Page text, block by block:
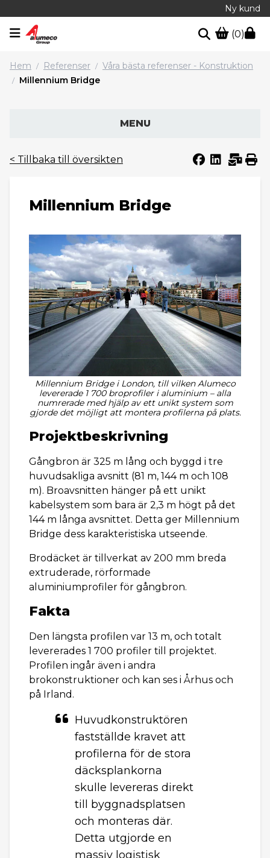
Ny kund
(0)
Hem / Referenser / Våra bästa referenser - Konstruktion
/ Millennium Bridge
MENU
< Tillbaka till översikten
Millennium Bridge
Millennium Bridge i London, till vilken Alumeco
levererade 1 700 broprofiler i aluminium – alla
numrerade med hjälp av ett unikt system som
gjorde det möjligt att montera profilerna på plats.
Projektbeskrivning
Gångbron är 325 m lång och byggd i tre
huvudsakliga avsnitt (81 m, 144 m och 108
m). Broavsnitten hänger på ett unikt
kabelsystem som bara är 2,3 m högt på det
144 m långa avsnittet. Detta ger Millennium
Bridge dess karakteristiska utseende.
Brodäcket är tillverkat av 200 mm breda
extruderade, rörformade
aluminiumprofiler för gångbron.
Fakta
Den längsta profilen var 13 m, och totalt
levererades 1 700 profiler till projektet.
Profilen ingår även i andra
brokonstruktioner och kan ses i Århus och
på Irland.
Huvudkonstruktören
fastställde kravet att
profilerna för de stora
däcksplankorna
skulle levereras direkt
till byggnadsplatsen
och monteras där.
Detta utgjorde en
massiv logistisk